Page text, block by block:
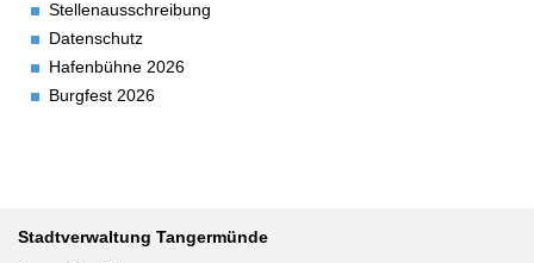
Stellenausschreibung
Datenschutz
Hafenbühne 2026
Burgfest 2026
Stadtverwaltung Tangermünde